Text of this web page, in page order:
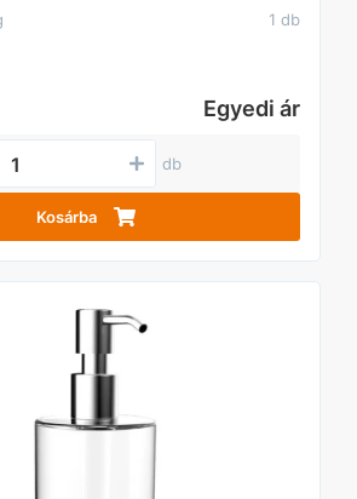
1 db
Egyedi ár
db
Kosárba